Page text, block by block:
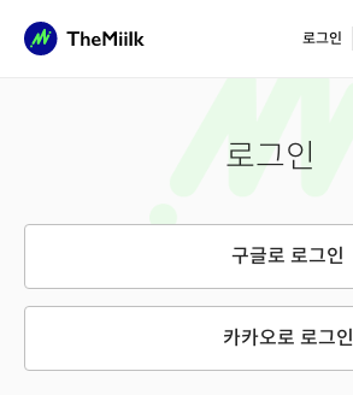
로그인
로그인
구글로 로그인
카카오로 로그인